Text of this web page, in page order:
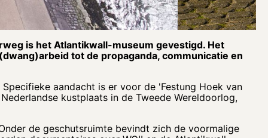
is het Atlantikwall-museum gevestigd. Het
tot de propaganda, communicatie en
aandacht is er voor de 'Festung Hoek van
kustplaats in de Tweede Wereldoorlog,
de geschutsruimte bevindt zich de voormalige